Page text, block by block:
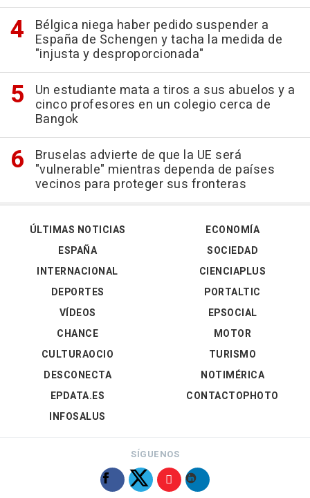
Bélgica niega haber pedido suspender a
España de Schengen y tacha la medida de
"injusta y desproporcionada"
Un estudiante mata a tiros a sus abuelos y a
cinco profesores en un colegio cerca de
Bangok
Bruselas advierte de que la UE será
"vulnerable" mientras dependa de países
vecinos para proteger sus fronteras
ÚLTIMAS NOTICIAS
ESPAÑA
INTERNACIONAL
DEPORTES
VÍDEOS
ECONOMÍA
SOCIEDAD
CIENCIAPLUS
PORTALTIC
EPSOCIAL
CHANCE
CULTURAOCIO
DESCONECTA
EPDATA.ES
INFOSALUS
MOTOR
TURISMO
NOTIMÉRICA
CONTACTOPHOTO
SÍGUENOS